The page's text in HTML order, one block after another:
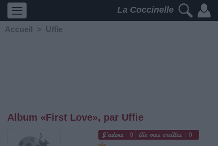
La Coccinelle
Accueil > Uffie
Album «First Love», par Uffie
0 0